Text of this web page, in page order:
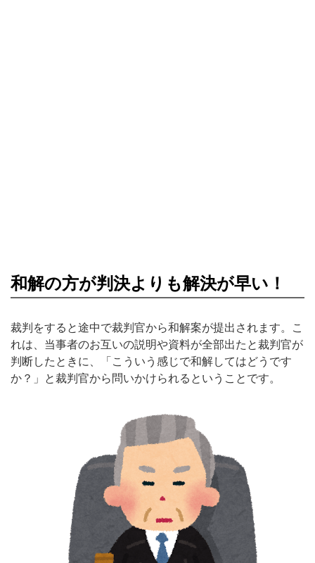
和解の方が判決よりも解決が早い！
裁判をすると途中で裁判官から和解案が提出されます。こ
れは、当事者のお互いの説明や資料が全部出たと裁判官が
判断したときに、「こういう感じで和解してはどうです
か？」と裁判官から問いかけられるということです。